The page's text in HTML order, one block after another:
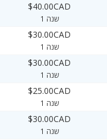
$40.00CAD
1 שנה
$30.00CAD
1 שנה
$30.00CAD
1 שנה
$25.00CAD
1 שנה
$30.00CAD
1 שנה